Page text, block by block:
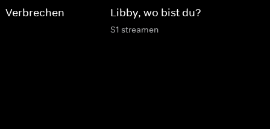
Verbrechen Libby, wo bist du?
S1 streamen